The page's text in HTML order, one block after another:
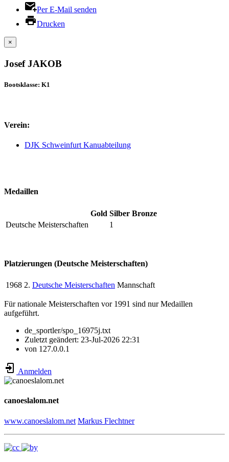
Per E-Mail senden
Drucken
×
Josef JAKOB
Bootsklasse: K1
Verein:
DJK Schweinfurt Kanuabteilung
Medaillen
Gold Silber Bronze
Deutsche Meisterschaften
1
Platzierungen (Deutsche Meisterschaften)
1968 2. Deutsche Meisterschaften Mannschaft
Für nationale Meisterschaften vor 1991 sind nur Medaillen
aufgeführt.
de_sportler/spo_16975j.txt
Zuletzt geändert: 23-Jul-2026 22:31
von 127.0.0.1
Anmelden
canoeslalom.net
www.canoeslalom.net Markus Flechtner